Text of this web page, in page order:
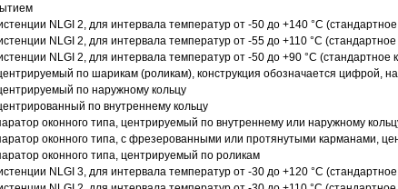
NLGI 2, для интервала температур от -50 до +140 °C (стандартное
NLGI 2, для интервала температур от -55 до +110 °C (стандартное
NLGI 2, для интервала температур от -50 до +90 °C (стандартное
по шарикам (роликам), конструкция обозначается цифрой,
по наружному кольцу
по внутреннему кольцу
оконного типа, центрируемый по внутреннему или наружному
оконного типа, с фрезерованными или протянутыми карманами,
оконного типа, центрируемый по роликам
NLGI 3, для интервала температур от -30 до +120 °C (стандартное